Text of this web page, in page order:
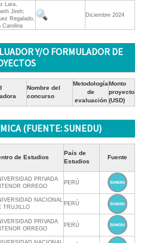
Lara,
Jireh;
Regalado,
Carolina
Diciembre 2024
Y/O FORMULADOR DE
Nombre del
concurso
Metodología
de
evaluación
Monto
proyecto
(USD)
(FUENTE: SUNEDU)
de Estudios
País de
Estudios
Fuente
PRIVADA
ORREGO
PERÚ
NACIONAL
TRUJILLO
PERÚ
PRIVADA
ORREGO
PERÚ